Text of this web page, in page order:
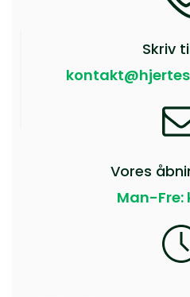
Skriv
Vores
Man-Fre: